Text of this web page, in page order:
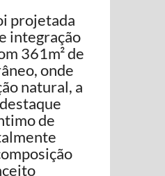
projetada
integração
361m² de
onde
natural, a
de